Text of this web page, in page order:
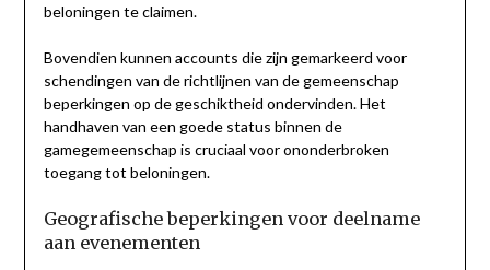
beloningen te claimen.
Bovendien kunnen accounts die zijn gemarkeerd voor
schendingen van de richtlijnen van de gemeenschap
beperkingen op de geschiktheid ondervinden. Het
handhaven van een goede status binnen de
gamegemeenschap is cruciaal voor ononderbroken
toegang tot beloningen.
Geografische beperkingen voor deelname
aan evenementen